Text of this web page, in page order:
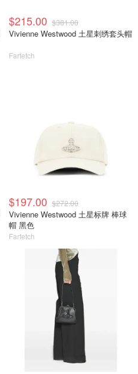
$215.00 $381.00
Vivienne Westwood 土星刺绣套头帽
Farfetch
$197.00 $272.00
Vivienne Westwood 土星标牌 棒球
帽 黑色
Farfetch